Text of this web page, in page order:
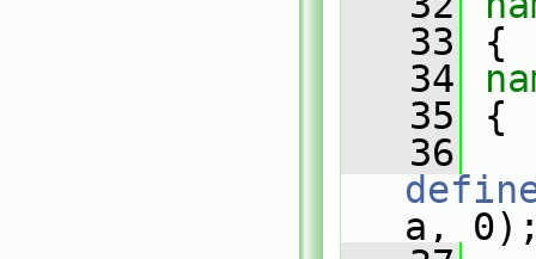
   33
{
   34
   35
{
   36
a,